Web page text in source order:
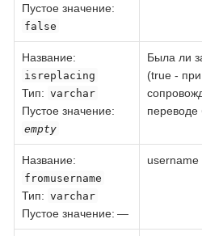
Пустое значение:
false
Название:
isreplacing
Тип: varchar
Пустое значение:
empty
Была ли
(true -
переводе
Название:
fromusername
Тип: varchar
Пустое значение: —
username